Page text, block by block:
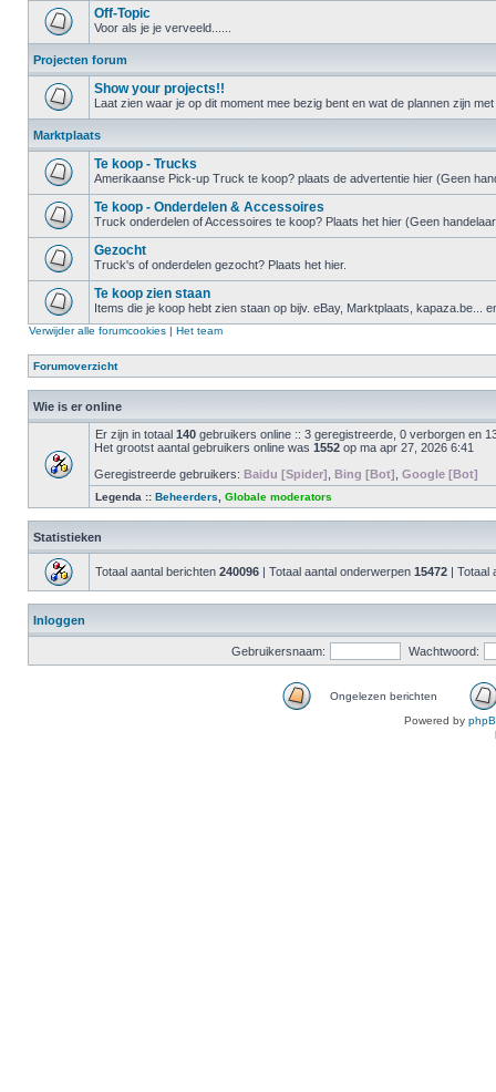
Off-Topic
Voor als je je verveeld......
Projecten forum
Show your projects!!
Laat zien waar je op dit moment mee bezig bent en wat de plannen zijn
Marktplaats
Te koop - Trucks
Amerikaanse Pick-up Truck te koop? plaats de advertentie hier (Geen
Te koop - Onderdelen & Accessoires
Truck onderdelen of Accessoires te koop? Plaats het hier (Geen
Gezocht
Truck's of onderdelen gezocht? Plaats het hier.
Te koop zien staan
Items die je koop hebt zien staan op bijv. eBay, Marktplaats, kapaza.be...
Verwijder alle forumcookies | Het team
Forumoverzicht
Wie is er online
Er zijn in totaal 140 gebruikers online :: 3 geregistreerde, 0 verborgen en
Het grootst aantal gebruikers online was 1552 op ma apr 27, 2026 6:41
Geregistreerde gebruikers: Baidu [Spider] Bing [Bot] Google [Bot]
Legenda :: Beheerders Globale moderators
Statistieken
Totaal aantal berichten 240096 | Totaal aantal onderwerpen 15472 | Totaal
Inloggen
Gebruikersnaam: Wachtwoord:
Ongelezen berichten
Powered by